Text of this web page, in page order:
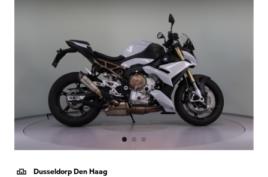
Dusseldorp Den Haag